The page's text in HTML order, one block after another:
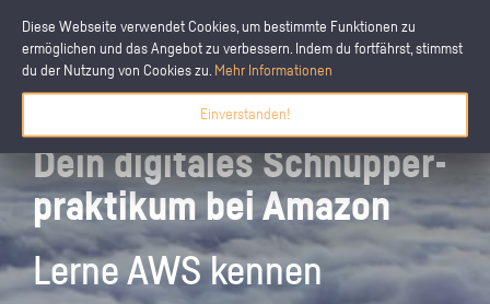
Diese Webseite verwendet Cookies, um bestimmte Funktionen zu
ermöglichen und das Angebot zu verbessern. Indem du fortfährst, stimmst
du der Nutzung von Cookies zu. Mehr Informationen
Einverstanden!
Dein digitales Schnupper­
praktikum bei Amazon
Lerne AWS kennen